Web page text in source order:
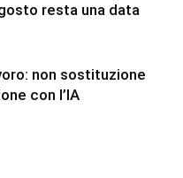
resta una data
non sostituzione
con l’IA